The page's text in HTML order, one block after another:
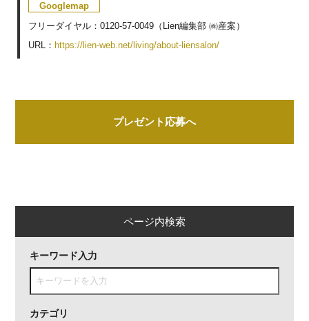
Googlemap
フリーダイヤル：0120-57-0049（Lien編集部 ㈱産案）
URL： https://lien-web.net/living/about-liensalon/
プレゼント応募へ
ページ内検索
キーワード入力
カテゴリ